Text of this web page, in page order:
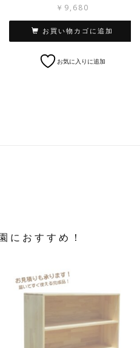
￥ 9,680
お買い物カゴに追加
お気に入りに追加
におすすめ！